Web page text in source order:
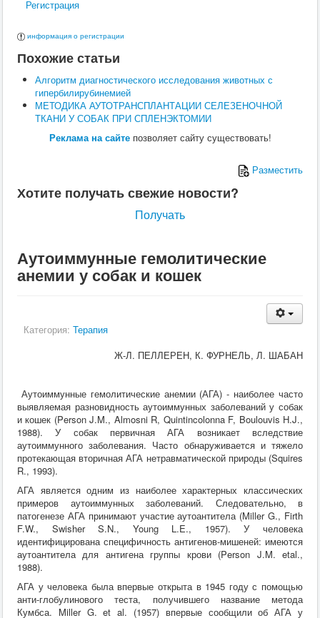
Поведение
Кошки
Ветеринария
Хирургия
Терапия
Заразные заболевания
Инфекционные заболевания
Инвазионные заболевания
Кормление
Анатомия и физиология
Выращивание
Кормление
Кормление
Пушные звери
Ветеринария
По животным
Крс
Мрс
Лошадей
Свиньи
Собаки
Птицы
Рыбы
Кролики
Пушные
Пчелы
Экзотические животные
Инвазионные болезни
Инфекционные заболевания
Терапия
Регистрация
информация о регистрации
Похожие статьи
Алгоритм диагностического исследования животных с
гипербилирубинемией
МЕТОДИКА АУТОТРАНСПЛАНТАЦИИ СЕЛЕЗЕНОЧНОЙ
ТКАНИ У СОБАК ПРИ СПЛЕНЭКТОМИИ
Реклама на сайтепозволяет сайту существовать!
Разместить
Хотите получать свежие новости?
Получать
Аутоиммунные гемолитические
анемии у собак и кошек
Категория: Терапия
Ж-Л. ПЕЛЛЕРЕН, К. ФУРНЕЛЬ, Л. ШАБАН
Аутоиммунные гемолитические анемии (АГА) - наиболее часто
выявляемая разновидность аутоиммунных заболеваний у собак
и кошек (Person J.M., Almosni R, Quintincolonna F, Boulouvis H.J.,
1988). У собак первичная АГА возникает вследствие
аутоиммунного заболевания. Часто обнаруживается и тяжело
протекающая вторичная АГА нетравматической природы (Squires
R., 1993).
АГА является одним из наиболее характерных классических
примеров аутоиммунных заболеваний. Следовательно, в
патогенезе АГА принимают участие аутоантитела (Miller G., Firth
F.W., Swisher S.N., Young L.E., 1957). У человека
идентифицирована специфичность антигенов-мишеней: имеются
аутоантитела для антигена группы крови (Person J.M. etal.,
1988).
АГА у человека была впервые открыта в 1945 году с помощью
анти-глобулинового теста, получившего название метода
Кумбса. Miller G. et al. (1957) впервые сообщили об АГА у